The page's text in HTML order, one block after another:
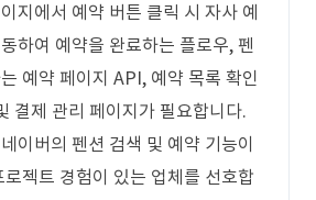
지에서 예약 버튼 클릭 시 자사 예
하여 예약을 완료하는 플로우, 펜
예약 페이지 API, 예약 목록 확인
결제 관리 페이지가 필요합니다.
이버의 펜션 검색 및 예약 기능이
젝트 경험이 있는 업체를 선호합